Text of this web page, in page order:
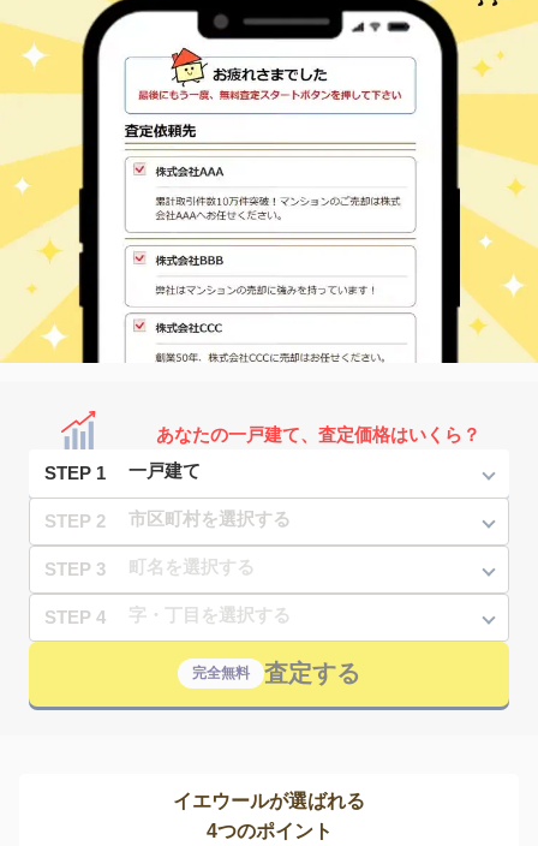
あなたの一戸建て、査定価格はいくら？
STEP 1
STEP 2
STEP 3
STEP 4
完全無料 査定する
イエウールが選ばれる
4つのポイント